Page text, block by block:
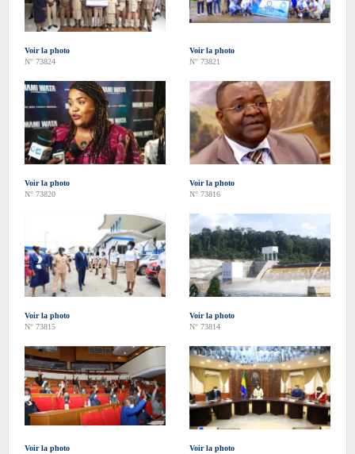
Voir la photo
N° 73824
Voir la photo
N° 73821
Voir la photo
N° 73820
Voir la photo
N° 73816
Voir la photo
N° 73815
Voir la photo
N° 73814
Voir la photo
Voir la photo